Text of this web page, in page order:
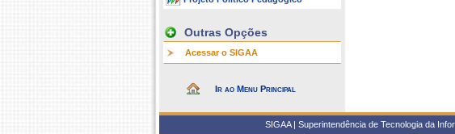
Outras Opções
Acessar o SIGAA
Ir ao Menu Principal
SIGAA | Superintendência de Tecnologia da